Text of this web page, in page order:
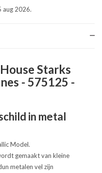
aug 2026.
Starks
- 575125 -
in metal
Model.
gemaakt van kleine
metalen vel zijn